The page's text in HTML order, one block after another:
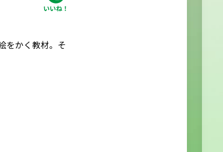
をかく教材。そ